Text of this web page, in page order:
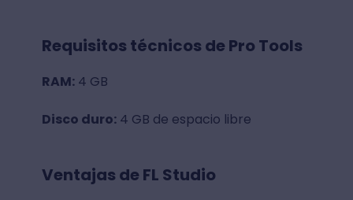
Requisitos técnicos de Pro Tools
RAM:4 GB
Disco duro:4 GB de espacio libre
Ventajas de FL Studio